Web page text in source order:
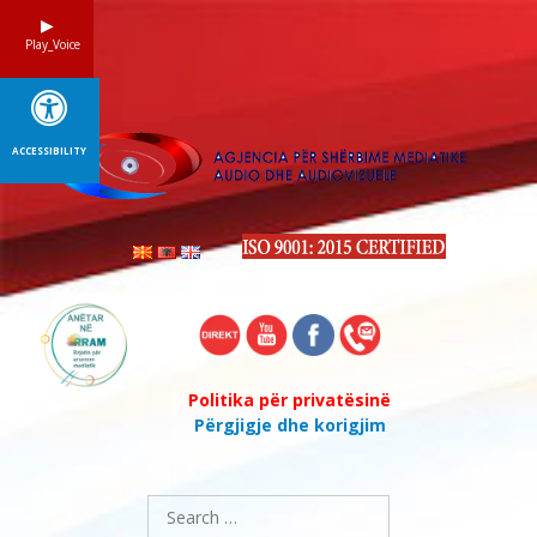
Politika për privatësinë
Përgjigje dhe korigjim
Search
for:
Play_Voice
ACCESSIBILITY